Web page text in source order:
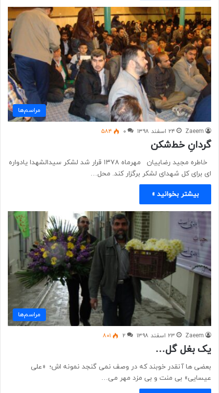
مراسم‌ها
Zaeem ۲۴ اسفند ۱۳۹۸ ۰ ۵۸۴
گردانِ خط‌شکن
خاطره مجید رضاییان مهرماه ۱۳۷۸ قرار شد لشکر سیدالشهدا یادواره
ای برای کل شهدای لشکر برگزار کند. محل…
بیشتر بخوانید »
مراسم‌ها
Zaeem ۲۳ اسفند ۱۳۹۸ ۲ ۸۰۱
یک بغل گل…
بعضی ها آنقدر خوبند که در وصف نمی گنجد نمونه اش؛ «علی
عیسایی» بی منت و بی مزد مهر می…